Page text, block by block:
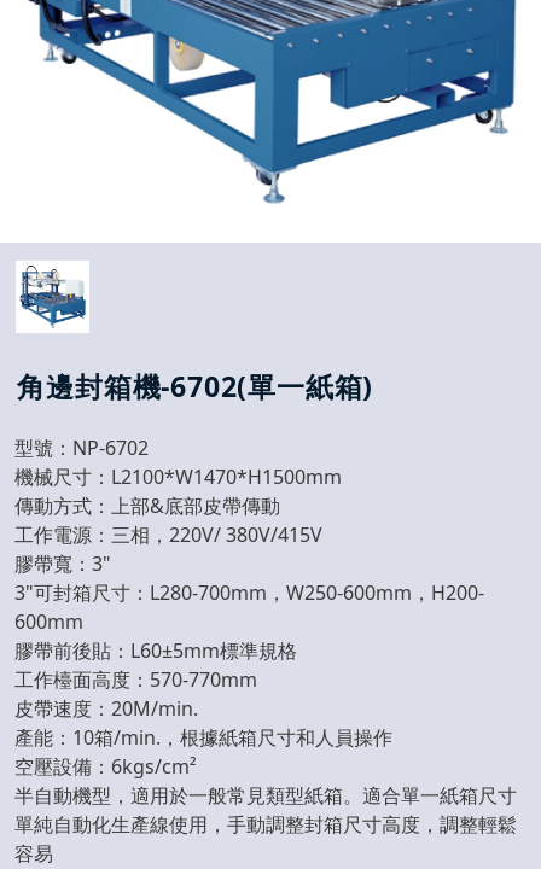
角邊封箱機-6702(單一紙箱)
型號：NP-6702
機械尺寸：L2100*W1470*H1500mm
傳動方式：上部&底部皮帶傳動
工作電源：三相，220V/ 380V/415V
膠帶寬：3"
3"可封箱尺寸：L280-700mm，W250-600mm，H200-
600mm
膠帶前後貼：L60±5mm標準規格
工作檯面高度：570-770mm
皮帶速度：20M/min.
產能：10箱/min.，根據紙箱尺寸和人員操作
空壓設備：6kgs/cm²
半自動機型，適用於一般常見類型紙箱。適合單一紙箱尺寸
單純自動化生產線使用，手動調整封箱尺寸高度，調整輕鬆
容易